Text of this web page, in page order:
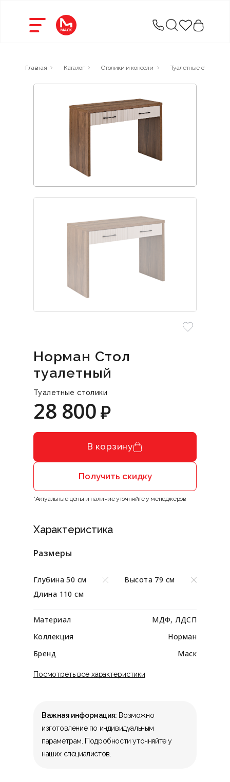
Главная Каталог Столики и консоли Туалетные столики
Норман Стол
туалетный
Туалетные столики
28 800 ₽
В корзину
Получить скидку
*Актуальные цены и наличие уточняйте у менеджеров
Характеристика
Размеры
Глубина 50 см
Высота 79 см
Длина 110 см
Материал
МДФ, ЛДСП
Коллекция
Норман
Бренд
Маск
Посмотреть все характеристики
Важная информация: Возможно
изготовление по индивидуальным
параметрам. Подробности уточняйте у
наших специалистов.